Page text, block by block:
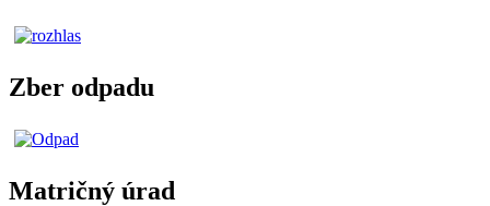
Zber odpadu
Matričný úrad